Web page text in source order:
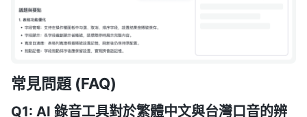
常見問題 (FAQ)
Q1: AI 錄音工具對於繁體中文與台灣口音的辨